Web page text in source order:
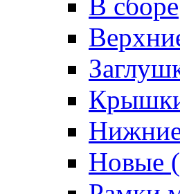
Новые